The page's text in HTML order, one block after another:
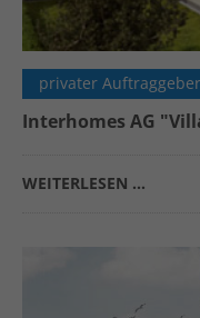
privater Auftraggeber
Interhomes AG
WEITERLESEN …